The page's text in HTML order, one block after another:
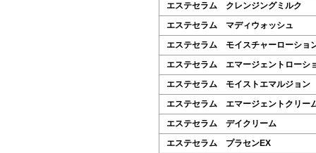
エステセラム クレンジングミルク
エステセラム マディウォッシュ
エステセラム モイスチャーローショ
エステセラム エマージェントローシ
エステセラム モイストエマルジョン
エステセラム エマージェントクリー
エステセラム デイクリーム
エステセラム プラセンEX